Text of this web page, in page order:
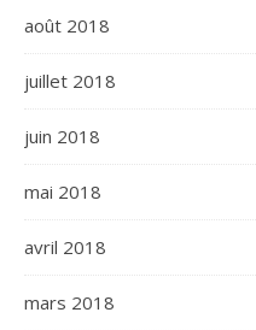
août 2018
juillet 2018
juin 2018
mai 2018
avril 2018
mars 2018